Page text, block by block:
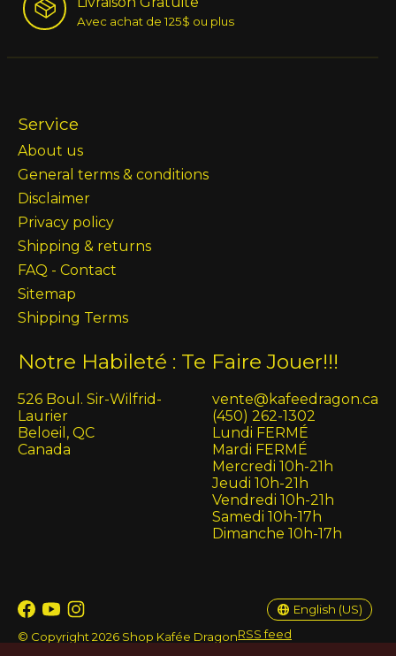
Avec achat de 125$ ou plus
Service
About us
General terms & conditions
Disclaimer
Privacy policy
Shipping & returns
FAQ - Contact
Sitemap
Shipping Terms
Notre Habileté : Te Faire Jouer!!!
526 Boul. Sir-Wilfrid-
Laurier
Beloeil, QC
Canada
vente@kafeedragon.ca
(450) 262-1302
Lundi FERMÉ
Mardi FERMÉ
Mercredi 10h-21h
Jeudi 10h-21h
Vendredi 10h-21h
Samedi 10h-17h
Dimanche 10h-17h
© Copyright 2026 Shop Kafée DragonRSS feed
English (US)
English (US)